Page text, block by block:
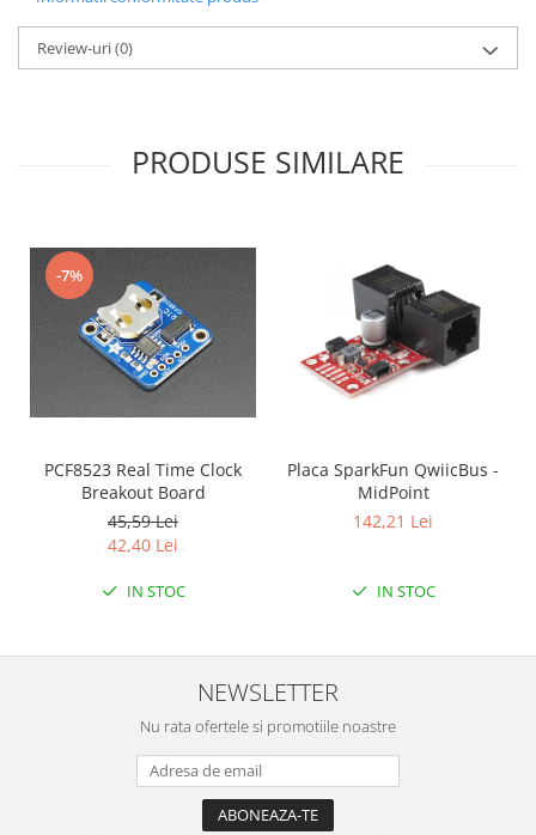
Review-uri(0)
PRODUSE SIMILARE
-7%
PCF8523 Real Time Clock
Breakout Board
45,59 Lei
42,40 Lei
IN STOC
Placa SparkFun QwiicBus -
MidPoint
142,21 Lei
IN STOC
NEWSLETTER
Nu rata ofertele si promotiile noastre